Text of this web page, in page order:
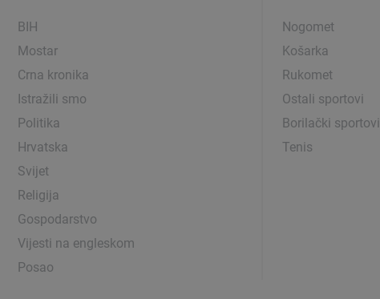
BIH
Mostar
Crna kronika
Istražili smo
Politika
Hrvatska
Svijet
Religija
Gospodarstvo
Vijesti na engleskom
Posao
Nogomet
Košarka
Rukomet
Ostali sportovi
Borilački sportovi
Tenis